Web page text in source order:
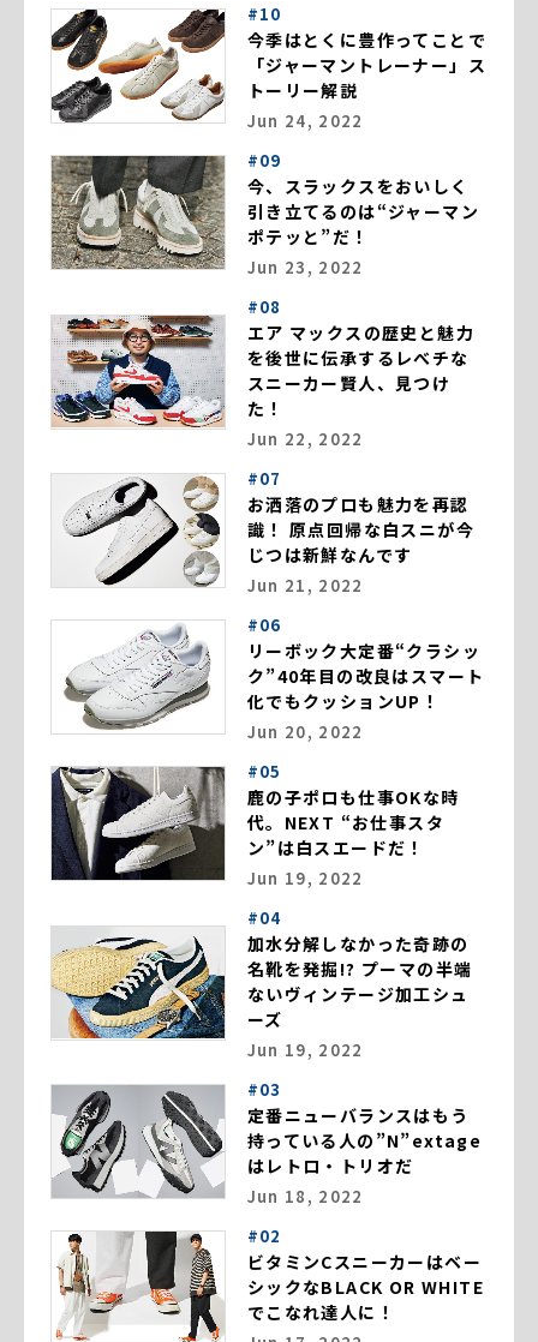
#10
今季はとくに豊作ってことで
「ジャーマントレーナー」ス
トーリー解説
Jun 24, 2022
#09
今、スラックスをおいしく
引き立てるのは“ジャーマン
ポテッと”だ！
Jun 23, 2022
#08
エア マックスの歴史と魅力
を後世に伝承するレべチな
スニーカー賢人、見つけ
た！
Jun 22, 2022
#07
お洒落のプロも魅力を再認
識！ 原点回帰な白スニが今
じつは新鮮なんです
Jun 21, 2022
#06
リーボック大定番“クラシッ
ク”40年目の改良はスマート
化でもクッションUP！
Jun 20, 2022
#05
鹿の子ポロも仕事OKな時
代。NEXT “お仕事スタ
ン”は白スエードだ！
Jun 19, 2022
#04
加水分解しなかった奇跡の
名靴を発掘!? プーマの半端
ないヴィンテージ加工シュ
ーズ
Jun 19, 2022
#03
定番ニューバランスはもう
持っている人の”N”extage
はレトロ・トリオだ
Jun 18, 2022
#02
ビタミンCスニーカーはベー
シックなBLACK OR WHITE
でこなれ達人に！